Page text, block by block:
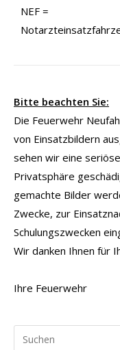
NEF =
Bitte beachten Sie:
Die Feuerwehr
von Einsatzbildern
sehen wir eine
Privatsphäre
gemachte Bilder
Zwecke, zur
Schulungszwecken
Wir danken Ihnen für
Ihre Feuerwehr